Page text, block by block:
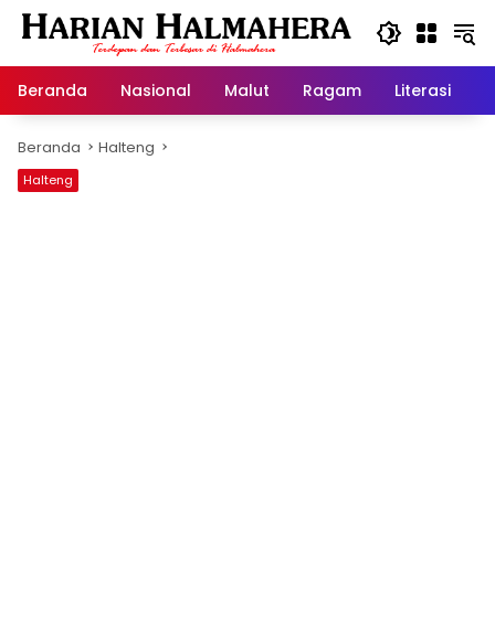
Langsung
Beranda
Nasional Malut Ragam Literasi
Beranda Halteng
Halteng